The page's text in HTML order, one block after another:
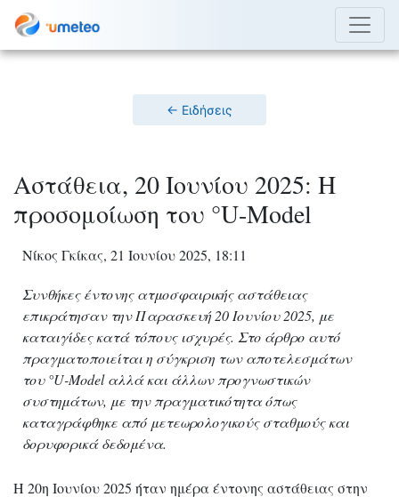
← Ειδήσεις
Αστάθεια, 20 Ιουνίου 2025: Η
προσομοίωση του °U-Model
Νίκος Γκίκας, 21 Ιουνίου 2025, 18:11
Συνθήκες έντονης ατμοσφαιρικής αστάθειας
επικράτησαν την Παρασκευή 20 Ιουνίου 2025, με
καταιγίδες κατά τόπους ισχυρές. Στο άρθρο αυτό
πραγματοποιείται η σύγκριση των αποτελεσμάτων
του °U-Model αλλά και άλλων προγνωστικών
συστημάτων, με την πραγματικότητα όπως
καταγράφθηκε από μετεωρολογικούς σταθμούς και
δορυφορικά δεδομένα.
Η 20η Ιουνίου 2025 ήταν ημέρα έντονης αστάθειας στην